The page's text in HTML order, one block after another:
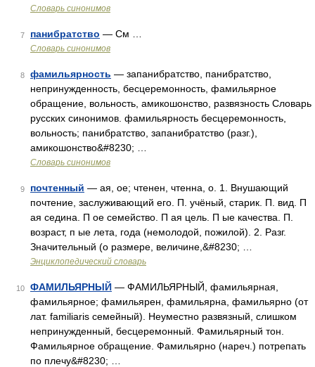
Словарь синонимов
7 панибратство — См …
Словарь синонимов
8 фамильярность — запанибратство, панибратство,
непринужденность, бесцеремонность, фамильярное
обращение, вольность, амикошонство, развязность Словарь
русских синонимов. фамильярность бесцеремонность,
вольность; панибратство, запанибратство (разг.),
амикошонство&#8230; …
Словарь синонимов
9 почтенный — ая, ое; чтенен, чтенна, о. 1. Внушающий
почтение, заслуживающий его. П. учёный, старик. П. вид. П
ая седина. П ое семейство. П ая цель. П ые качества. П.
возраст, п ые лета, года (немолодой, пожилой). 2. Разг.
Значительный (о размере, величине,&#8230; …
Энциклопедический словарь
10 ФАМИЛЬЯРНЫЙ — ФАМИЛЬЯРНЫЙ, фамильярная,
фамильярное; фамильярен, фамильярна, фамильярно (от
лат. familiaris семейный). Неуместно развязный, слишком
непринужденный, бесцеремонный. Фамильярный тон.
Фамильярное обращение. Фамильярно (нареч.) потрепать
по плечу&#8230; …